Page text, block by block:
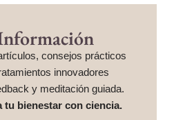
consejos prácticos
innovadores
y meditación guiada.
tu bienestar con ciencia.